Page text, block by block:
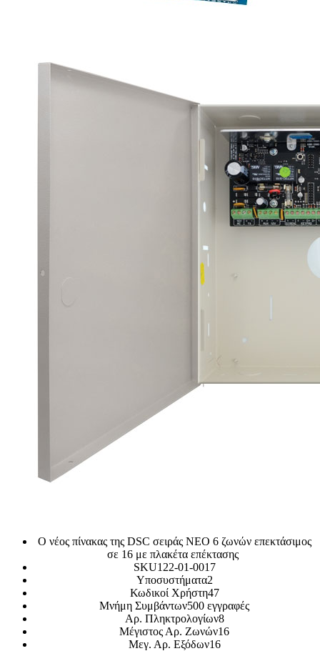
Ο νέος πίνακας της DSC σειράς NEO 6 ζωνών επεκτάσιμος
σε 16 με πλακέτα επέκτασης
SKU122-01-0017
Υποσυστήματα2
Κωδικοί Χρήστη47
Μνήμη Συμβάντων500 εγγραφές
Αρ. Πληκτρολογίων8
Μέγιστος Αρ. Ζωνών16
Μεγ. Αρ. Εξόδων16